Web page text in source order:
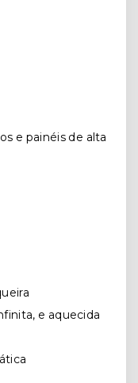
e painéis de alta
e aquecida